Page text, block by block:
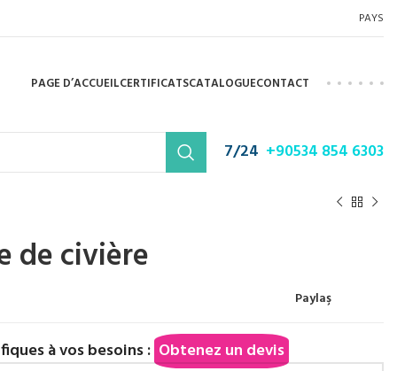
PAYS
PAGE D’ACCUEILCERTIFICATSCATALOGUECONTACT
7/24 +90534 854 6303
de civière
Paylaş
à vos besoins : Obtenez un devis